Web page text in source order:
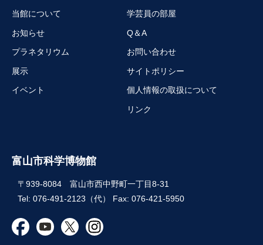
富山市科学博物館
〒939-8084 富山市西中野町一丁目8-31
Tel: 076-491-2123（代） Fax: 076-421-5950
当館について
お知らせ
プラネタリウム
展示
イベント
学芸員の部屋
Q＆A
お問い合わせ
サイトポリシー
個人情報の取扱について
リンク